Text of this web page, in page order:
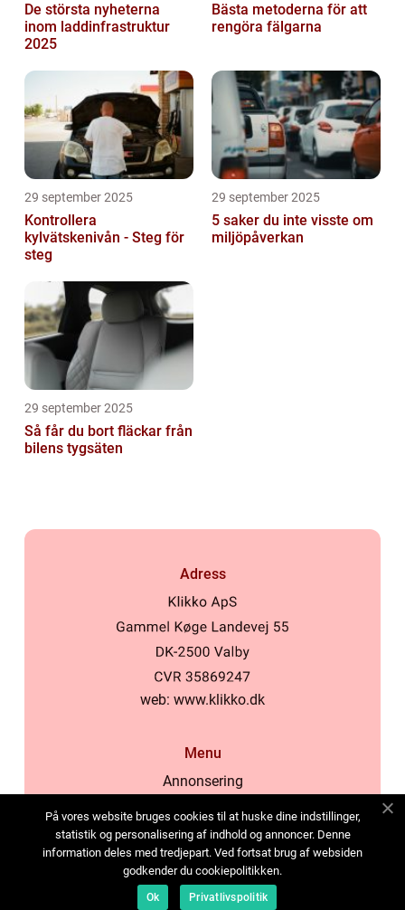
De största nyheterna
inom laddinfrastruktur
2025
Bästa metoderna för att
rengöra fälgarna
29 september 2025
Kontrollera
kylvätskenivån - Steg för
steg
29 september 2025
5 saker du inte visste om
miljöpåverkan
29 september 2025
Så får du bort fläckar från
bilens tygsäten
Adress
web: www.klikko.dk
Menu
Annonsering
Cookies
Kontakta oss
Sitemap
På vores website bruges cookies til at huske dine indstillinger,
statistik og personalisering af indhold og annoncer. Denne
information deles med tredjepart. Ved fortsat brug af websiden
godkender du cookiepolitikken.
Ok Privatlivspolitik